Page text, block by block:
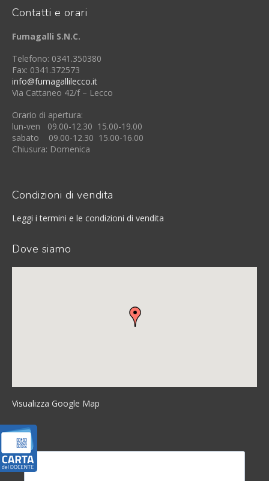
Contatti e orari
Fumagalli S.N.C.
Telefono: 0341.350380
Fax: 0341.372573
info@fumagallilecco.it
Via Cattaneo 42/f – Lecco
Orario di apertura:
lun-ven 09.00-12.30 15.00-19.00
sabato 09.00-12.30 15.00-16.00
Chiusura: Domenica
Condizioni di vendita
Leggi i termini e le condizioni di vendita
Dove siamo
Visualizza Google Map